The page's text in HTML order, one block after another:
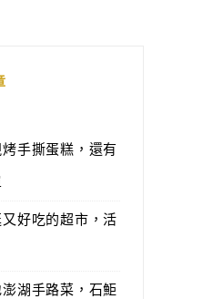
手撕蛋糕，還有
又好吃的超市，活
澎湖手路菜，石鮔